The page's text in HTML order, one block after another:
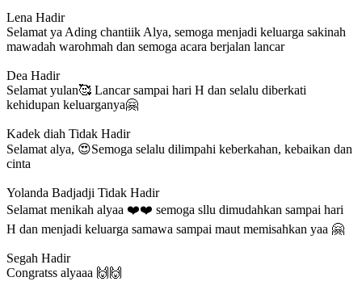
Lena Hadir
Selamat ya Ading chantiik Alya, semoga menjadi keluarga sakinah
mawadah warohmah dan semoga acara berjalan lancar
Dea Hadir
Selamat yulan🥰 Lancar sampai hari H dan selalu diberkati
kehidupan keluarganya🤗
Kadek diah Tidak Hadir
Selamat alya, 😍Semoga selalu dilimpahi keberkahan, kebaikan dan
cinta
Yolanda Badjadji Tidak Hadir
Selamat menikah alyaa ❤️❤️ semoga sllu dimudahkan sampai hari
H dan menjadi keluarga samawa sampai maut memisahkan yaa 🤗
Segah Hadir
Congratss alyaaa 🙌🙌